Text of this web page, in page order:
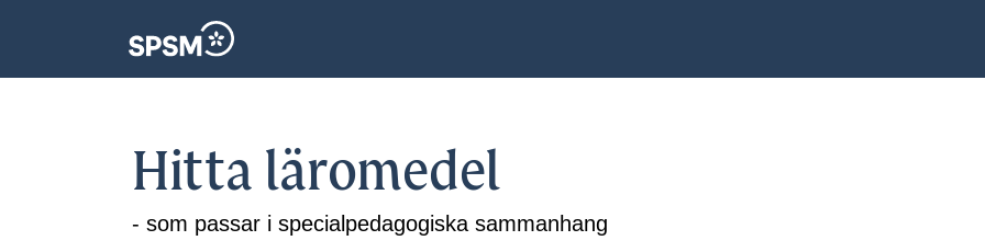
Hitta läromedel
- som passar i specialpedagogiska sammanhang